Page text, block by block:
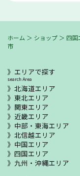
ホーム ＞ ショップ ＞ 四国
市
エリアで探す
search Area
北海道エリア
東北エリア
関東エリア
近畿エリア
中部・東海エリア
北信越エリア
中国エリア
四国エリア
九州・沖縄エリア